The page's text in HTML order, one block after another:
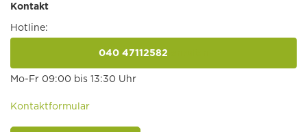
Kontakt
Hotline:
040 47112582
Mo-Fr 09:00 bis 13:30 Uhr
Kontaktformular